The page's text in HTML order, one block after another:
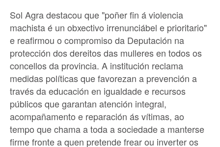
Sol Agra destacou que "poñer fin á violencia
machista é un obxectivo irrenunciábel e prioritario"
e reafirmou o compromiso da Deputación na
protección dos dereitos das mulleres en todos os
concellos da provincia. A institución reclama
medidas políticas que favorezan a prevención a
través da educación en igualdade e recursos
públicos que garantan atención integral,
acompañamento e reparación ás vítimas, ao
tempo que chama a toda a sociedade a manterse
firme fronte a quen pretende frear ou inverter os